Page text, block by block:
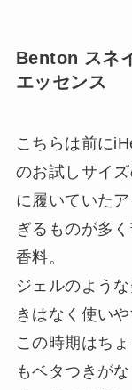
Benton スネ
エッセンス
こちらは前に
のお試しサイ
に履いていた
ぎるものが多
香料。
ジェルのよう
きはなく使い
この時期はち
もベタつきが